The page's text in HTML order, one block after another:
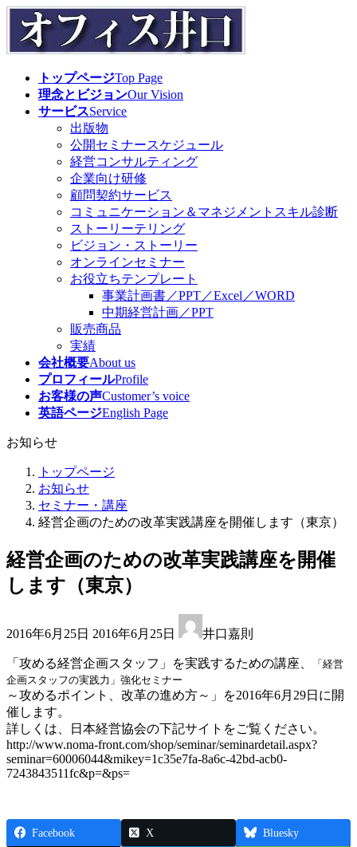
コ
ナ
トップページTop Page
理念とビジョンOur Vision
サービスService
出版物
公開セミナースケジュール
経営コンサルティング
企業向け研修
顧問契約サービス
コミュニケーション＆マネジメントスキル診断
ストーリーテリング
ビジョン・ストーリー
オンラインセミナー
お役立ちテンプレート
事業計画書／PPT／Excel／WORD
中期経営計画／PPT
販売商品
実績
会社概要About us
プロフィールProfile
お客様の声Customer’s voice
英語ページEnglish Page
お知らせ
トップページ
お知らせ
セミナー・講座
経営企画のための改革実践講座を開催します（東京）
経営企画のための改革実践講座を開催
します（東京）
2016年6月25日 終
更
新
日
時
2016年6月25日 井口嘉則
「攻める経営企画スタッフ」を実践するための講座、
「経営
企画スタッフの実践力」強化セミナー
～攻めるポイント、改革の進め方～」を2016年6月29日に開
催します。
詳しくは、日本経営協会の下記サイトをご覧ください。
http://www.noma-front.com/shop/seminar/seminardetail.aspx?
seminar=60006044&mikey=1c35e7fa-8a6c-42bd-acb0-
7243843511fc&p=&ps=
Facebook X
Bluesky